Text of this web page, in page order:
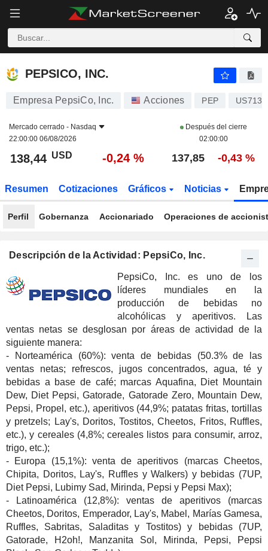
PEPSICO, INC.
PEPSICO, INC.
Empresa PepsiCo, Inc. Acciones PEP
Mercado cerrado - Nasdaq
22:00:00 06/08/2026
Después del cierre
02:00:00
138,44 USD -0,24 % 137,85 -0,43 %
Resumen Cotizaciones Gráficos Noticias
Perfil Gobernanza Accionariado Operaciones de
Descripción de la Actividad: PepsiCo, Inc.
PepsiCo, Inc. es uno de los
líderes mundiales en la
producción de bebidas no
alcohólicas y aperitivos. Las
ventas netas se desglosan por áreas de actividad de la
siguiente manera:
- Norteamérica (60%): venta de bebidas (50.3% de las
ventas netas; refrescos, jugos concentrados, agua, té y
bebidas a base de café; marcas Aquafina, Diet Mountain
Dew, Diet Pepsi, Gatorade, Gatorade Zero, Mountain Dew,
Pepsi, Propel, etc.), aperitivos (44,9%; patatas fritas, tortillas
y pretzels; Lay's, Doritos, Tostitos, Cheetos, Fritos, Ruffles,
etc.), y cereales (4,8%; cereales listos para consumir, arroz,
trigo, etc.);
- Europa (15,1%): venta de aperitivos (marcas Cheetos,
Chipita, Doritos, Lay's, Ruffles y Walkers) y bebidas (7UP,
Diet Pepsi, Lubimy Sad, Mirinda, Pepsi y Pepsi Max);
- Latinoamérica (12,8%): ventas de aperitivos (marcas
Cheetos, Doritos, Emperador, Lay's, Mabel, Marías Gamesa,
Ruffles, Sabritas, Saladitas y Tostitos) y bebidas (7UP,
Gatorade, H2oh!, Manzanita Sol, Mirinda, Pepsi, Pepsi